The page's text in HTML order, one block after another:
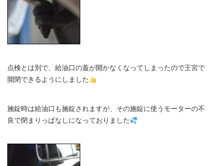
点検とは別で、給油口の蓋が開かなくなってしまったので王宮で
開閉できるようにしました
施錠時は給油口も施錠されますが、その施錠に使うモーターの不
良で閉まりっぱなしになっておりました